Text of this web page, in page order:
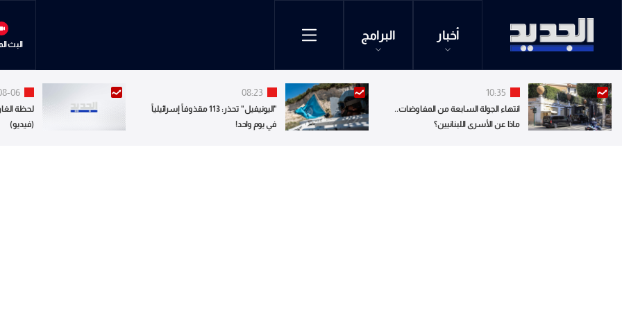
أخبار البرامج
البث
10:35
انتهاء الجولة السابعة من المفاوضات..
ماذا عن الأسرى اللبنانيين؟
08:23
"اليونيفيل" تحذر: 113 مقذوفاً إسرائيلياً
في يوم واحد!
06
لحظة
(فيديو)